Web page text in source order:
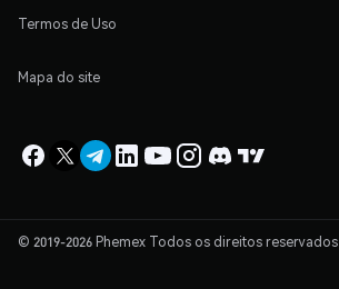
Termos de Uso
Mapa do site
© 2019-2026 Phemex Todos os direitos reservados